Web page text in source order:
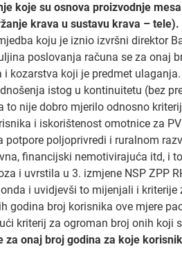
koje su osnova proizvodnje
krava u sustavu krava – tele).
koju je iznio izvršni direktor
poslovanja računa se za onaj
i kozarstva koji je predmet
istog u kontinuitetu (bez
to nije dobro mjerilo odnosno
i iskorištenost omotnice za
potpore poljoprivredi i ruralnom
financijski nemotivirajuća itd, i
i uvrstila u 3. izmjene NSP ZPP
i uvidjevši to mijenjali i
godina broj korisnika ove mjere
kriterij za ogroman broj onih koji
za onaj broj godina za koje